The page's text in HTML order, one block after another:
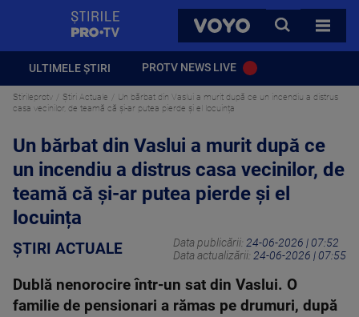
VOYO
CAUTA
TOATE
ULTIMELE ȘTIRI PROTV NEWS LIVE
Stirileprotv Știri Actuale
Un bărbat din Vaslui a murit după ce un incendiu a distrus
casa vecinilor, de teamă că și-ar putea pierde și el locuința
Un bărbat din Vaslui a murit după ce
un incendiu a distrus casa vecinilor, de
teamă că și-ar putea pierde și el
locuința
ȘTIRI ACTUALE Data publicării: 24-06-2026 | 07:52
Data actualizării: 24-06-2026 | 07:55
Dublă nenorocire într-un sat din Vaslui. O
familie de pensionari a rămas pe drumuri, după